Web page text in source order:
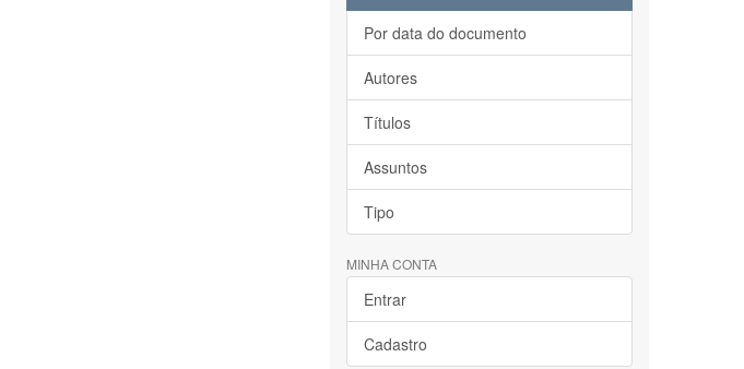
Por data do documento
Autores
Títulos
Assuntos
Tipo
MINHA CONTA
Entrar
Cadastro